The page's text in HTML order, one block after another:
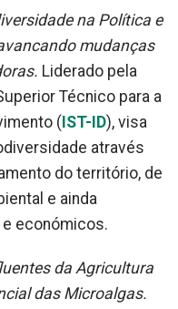
na Política e
mudanças
Liderado pela
Técnico para a
( IST-ID), visa
através
do território, de
e ainda
económicos.
da Agricultura
das Microalgas.